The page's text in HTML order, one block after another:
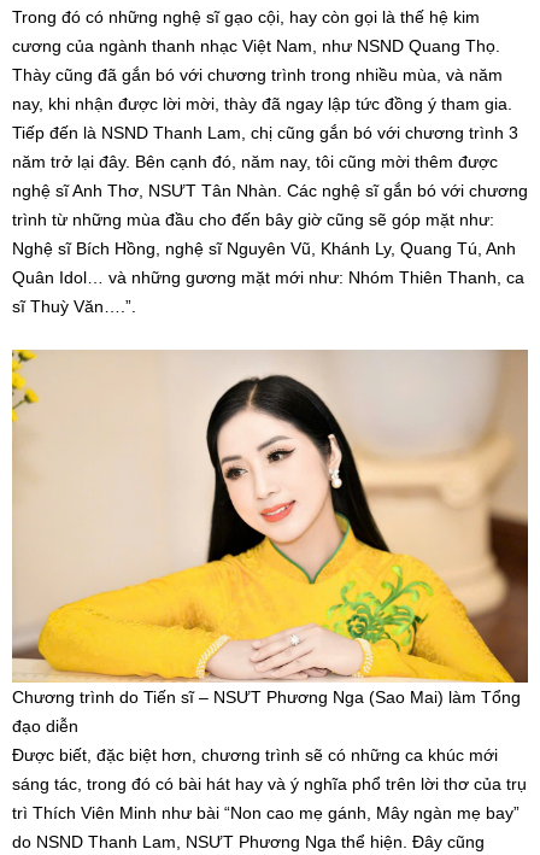
Trong đó có những nghệ sĩ gạo cội, hay còn gọi là thế hệ kim
cương của ngành thanh nhạc Việt Nam, như NSND Quang Thọ.
Thày cũng đã gắn bó với chương trình trong nhiều mùa, và năm
nay, khi nhận được lời mời, thày đã ngay lập tức đồng ý tham gia.
Tiếp đến là NSND Thanh Lam, chị cũng gắn bó với chương trình 3
năm trở lại đây. Bên cạnh đó, năm nay, tôi cũng mời thêm được
nghệ sĩ Anh Thơ, NSƯT Tân Nhàn. Các nghệ sĩ gắn bó với chương
trình từ những mùa đầu cho đến bây giờ cũng sẽ góp mặt như:
Nghệ sĩ Bích Hồng, nghệ sĩ Nguyên Vũ, Khánh Ly, Quang Tú, Anh
Quân Idol… và những gương mặt mới như: Nhóm Thiên Thanh, ca
sĩ Thuỳ Văn….”.
Chương trình do Tiến sĩ – NSƯT Phương Nga (Sao Mai) làm Tổng
đạo diễn
Được biết, đặc biệt hơn, chương trình sẽ có những ca khúc mới
sáng tác, trong đó có bài hát hay và ý nghĩa phổ trên lời thơ của trụ
trì Thích Viên Minh như bài “Non cao mẹ gánh, Mây ngàn mẹ bay”
do NSND Thanh Lam, NSƯT Phương Nga thể hiện. Đây cũng